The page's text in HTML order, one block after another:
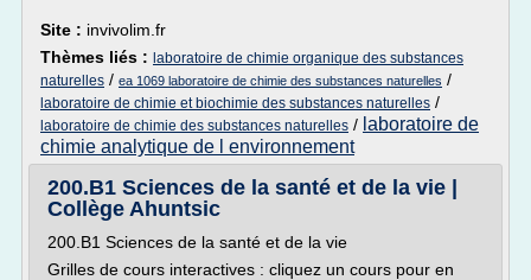
Site : invivolim.fr
Thèmes liés : laboratoire de chimie organique des substances
naturelles / ea 1069 laboratoire de chimie des substances naturelles /
laboratoire de chimie et biochimie des substances naturelles /
laboratoire de chimie des substances naturelles / laboratoire de
chimie analytique de l environnement
200.B1 Sciences de la santé et de la vie |
Collège Ahuntsic
200.B1 Sciences de la santé et de la vie
Grilles de cours interactives : cliquez un cours pour en